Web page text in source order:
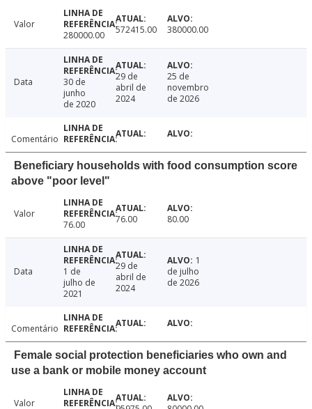
Valor
280000.00
572415.00 380000.00
Data
30 de
junho
de 2020
29 de
abril de
2024
25 de
novembro
de 2026
Comentário
Beneficiary households with food consumption score
above "poor level"
Valor
76.00
76.00 80.00
Data
1 de
julho de
2021
29 de
abril de
2024
1
de julho
de 2026
Comentário
Female social protection beneficiaries who own and
use a bank or mobile money account
Valor